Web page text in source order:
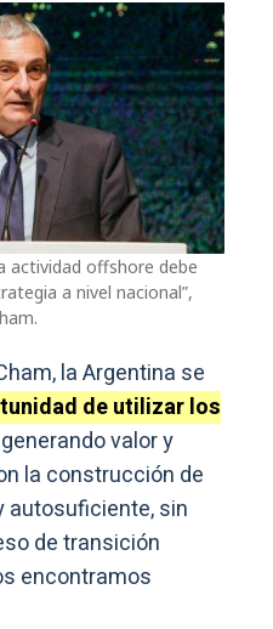
actividad offshore debe
a nivel nacional”,
la Argentina se
de utilizar los
valor y
la construcción de
autosuficiente, sin
de transición
encontramos